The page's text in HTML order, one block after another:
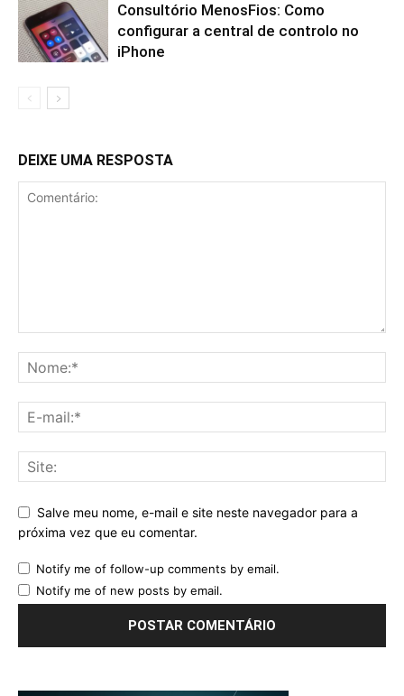
Consultório MenosFios: Como
configurar a central de controlo no
iPhone
DEIXE UMA RESPOSTA
Salve meu nome, e-mail e site neste navegador para a
próxima vez que eu comentar.
Notify me of follow-up comments by email.
Notify me of new posts by email.